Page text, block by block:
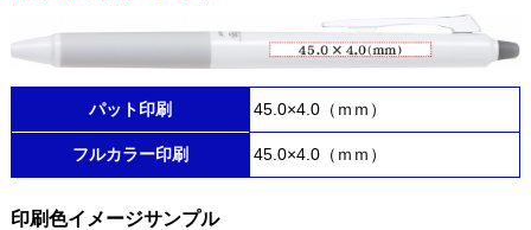
パット印刷 45.0×4.0（ｍｍ）
フルカラー印刷 45.0×4.0（ｍｍ）
印刷色イメージサンプル